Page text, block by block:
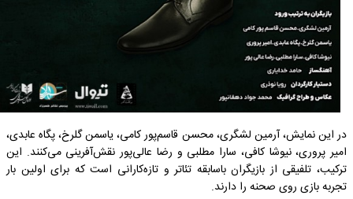
در این نمایش، آرمین لشگری، محسن قاسم‌پور کامی، یاسمن گلرخ، پگاه عابدی،
امیر پروری، نیوشا کافی، سارا مطلبی و رضا عالی‌پور نقش‌آفرینی می‌کنند. این
ترکیب، تلفیقی از بازیگران باسابقه تئاتر و تازه‌کارانی است که برای اولین بار
تجربه بازی روی صحنه را دارند.